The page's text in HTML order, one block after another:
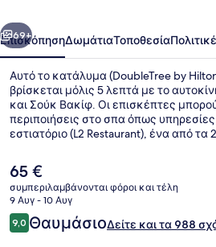
Old
Town
Επόμενο
69+
ΕπισκόπησηΔωμάτιαΤοποθεσία
Αυτό το κατάλυμα (DoubleTree by
βρίσκεται μόλις 5 λεπτά με το
και Σούκ Βακίφ. Οι επισκέπτες
περιποιήσεις στο σπα όπως
εστιατόριο (L2 Restaurant), ένα από τα
πρωινό, μεσημεριανό και βραδινό. Σε
(πολυτελείας) προσφέρονται επίσης
πισίνα, beach bar, και γυμναστήριο που
24ωρο. Άλλοι ταξιδιώτες λένε
εξυπηρετικό προσωπικό. Τα μέσα
κοντινή απόσταση: το σημείο
Η
τρέχουσα
τιμή
είναι
65 €
65 €
συμπεριλαμβάνονται φόροι και τέλη
9 Αυγ - 10 Αυγ
Σχόλια
9,09,0 στα 10
ΘαυμάσιοΔείτε και τα 988